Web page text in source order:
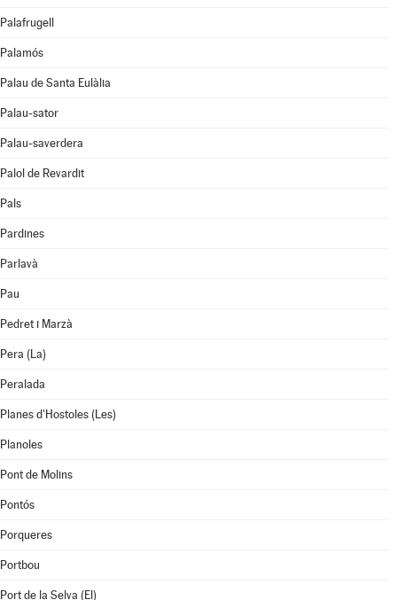
Palafrugell
Palamós
Palau de Santa Eulàlia
Palau-sator
Palau-saverdera
Palol de Revardit
Pals
Pardines
Parlavà
Pau
Pedret i Marzà
Pera (La)
Peralada
Planes d'Hostoles (Les)
Planoles
Pont de Molins
Pontós
Porqueres
Portbou
Port de la Selva (El)